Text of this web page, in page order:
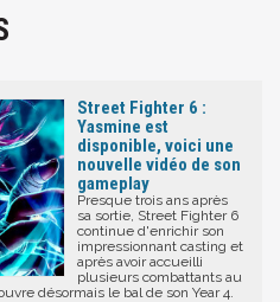
Street Fighter 6 :
Yasmine est
disponible, voici une
nouvelle vidéo de son
gameplay
Presque trois ans après
sa sortie, Street Fighter 6
continue d'enrichir son
impressionnant casting et
après avoir accueilli
plusieurs combattants au
désormais le bal de son Year 4.